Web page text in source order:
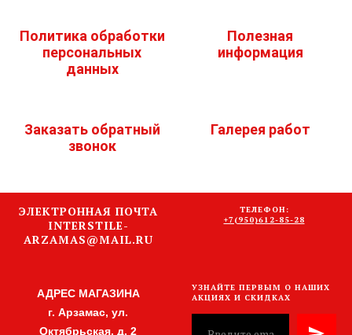
Политика обработки
персональных
данных
Полезная
информация
Заказать обратный
звонок
Галерея работ
ЭЛЕКТРОННАЯ ПОЧТА
INTERSTILE-
ARZAMAS@MAIL.RU
ТЕЛЕФОН:
+7(950)612-85-28
АДРЕС МАГАЗИНА
г. Арзамас, ул.
Октябрьская, д. 2
УЗНАЙТЕ ПЕРВЫМ О НАШИХ
АКЦИЯХ И СКИДКАХ